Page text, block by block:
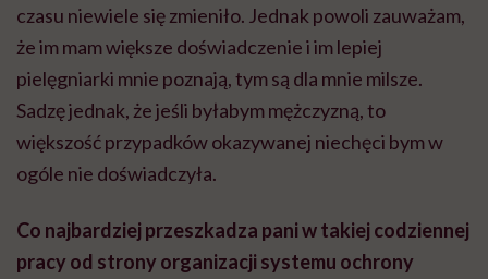
czasu niewiele się zmieniło. Jednak powoli zauważam,
że im mam większe doświadczenie i im lepiej
pielęgniarki mnie poznają, tym są dla mnie milsze.
Sadzę jednak, że jeśli byłabym mężczyzną, to
większość przypadków okazywanej niechęci bym w
ogóle nie doświadczyła.
Co najbardziej przeszkadza pani w takiej codziennej
pracy od strony organizacji systemu ochrony